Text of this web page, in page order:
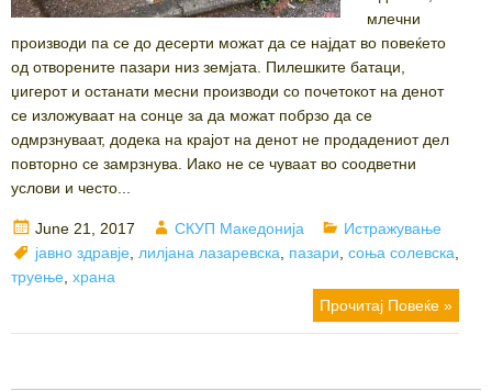
млечни
производи па се до десерти можат да се најдат во повеќето
од отворените пазари низ земјата. Пилешките батаци,
џигерот и останати месни производи со почетокот на денот
се изложуваат на сонце за да можат побрзо да се
одмрзнуваат, додека на крајот на денот не продадениот дел
повторно се замрзнува. Иако не се чуваат во соодветни
услови и често...
Posted
on
June 21, 2017 Author
СКУП Македонија Categories
Истражување
Tags
јавно здравје лилјана лазаревска пазари соња солевска
труење храна
Прочитај Повеќе »